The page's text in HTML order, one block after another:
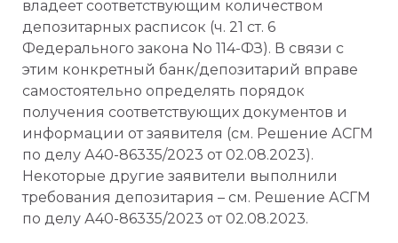
владеет соответствующим количеством
депозитарных расписок (ч. 21 ст. 6
Федерального закона No 114-ФЗ). В связи с
этим конкретный банк/депозитарий вправе
самостоятельно определять порядок
получения соответствующих документов и
информации от заявителя (см. Решение АСГМ
по делу А40-86335/2023 от 02.08.2023).
Некоторые другие заявители выполнили
требования депозитария – см. Решение АСГМ
по делу А40-86335/2023 от 02.08.2023.